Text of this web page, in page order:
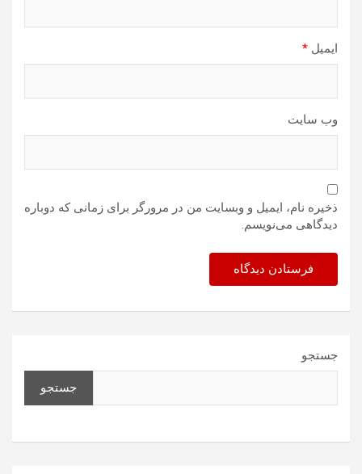
ایمیل *
وب‌ سایت
ذخیره نام، ایمیل و وبسایت من در مرورگر برای زمانی که دوباره
دیدگاهی می‌نویسم.
جستجو
جستجو